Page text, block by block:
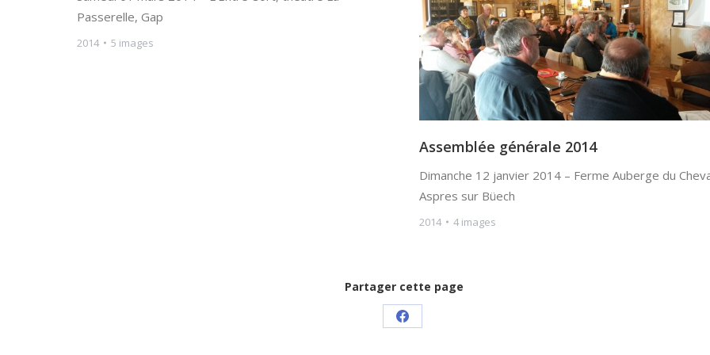
Passerelle, Gap
2014 5 images
Assemblée générale 2014
Dimanche 12 janvier 2014 – Ferme Auberge du
Aspres sur Büech
2014 4 images
Partager cette page
Share